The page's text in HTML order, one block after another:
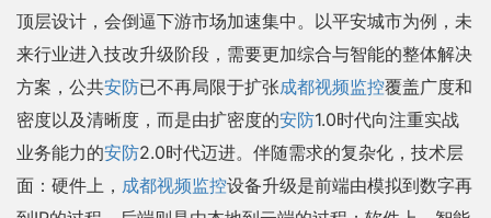
顶层设计，会倒逼下游市场加速集中。以平安城市为例，未
来行业进入技改升级阶段，需要更加综合与智能的整体解决
方案，公共安防已不再局限于扩张成都视频监控覆盖广度和
密度以及清晰度，而是由扩密度的安防1.0时代向注重实战
业务能力的安防2.0时代迈进。伴随需求的复杂化，技术层
面：硬件上， 成都视频监控设备升级是前端由模拟到数字再